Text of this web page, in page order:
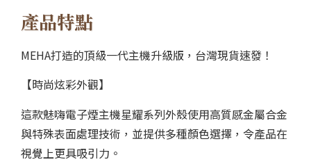
產品特點
MEHA打造的頂級一代主機升級版，台灣現貨速發！
【時尚炫彩外觀】
這款魅嗨電子煙主機星耀系列外殼使用高質感金屬合金
與特殊表面處理技術，並提供多種顏色選擇，令產品在
視覺上更具吸引力。